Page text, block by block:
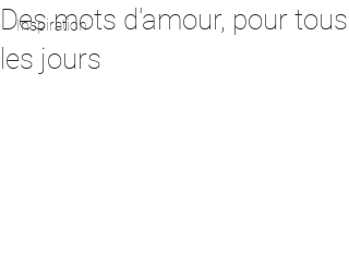
Inspiration
Des mots d'amour, pour tous
les jours